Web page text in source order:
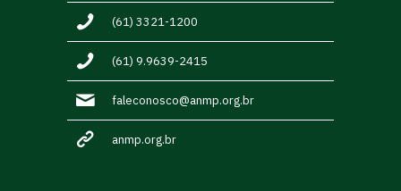
(61) 3321-1200
(61) 9.9639-2415
faleconosco@anmp.org.br
anmp.org.br